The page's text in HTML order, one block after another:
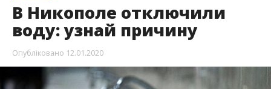
В Никополе отключили
воду: узнай причину
Опубліковано 12.01.2020